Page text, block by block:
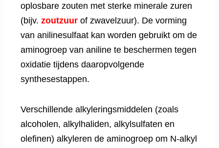
oplosbare zouten met sterke minerale zuren
(bijv. zoutzuur of zwavelzuur). De vorming
van anilinesulfaat kan worden gebruikt om de
aminogroep van aniline te beschermen tegen
oxidatie tijdens daaropvolgende
synthesestappen.
Verschillende alkyleringsmiddelen (zoals
alcoholen, alkylhaliden, alkylsulfaten en
olefinen) alkyleren de aminogroep om N-alkyl